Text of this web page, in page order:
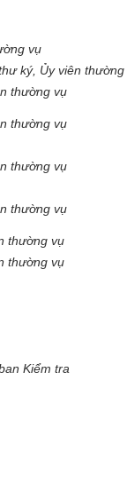
vụ
ký, Ủy viên thường
thường vụ
thường vụ
thường vụ
thường vụ
thường vụ
thường vụ
Kiểm tra